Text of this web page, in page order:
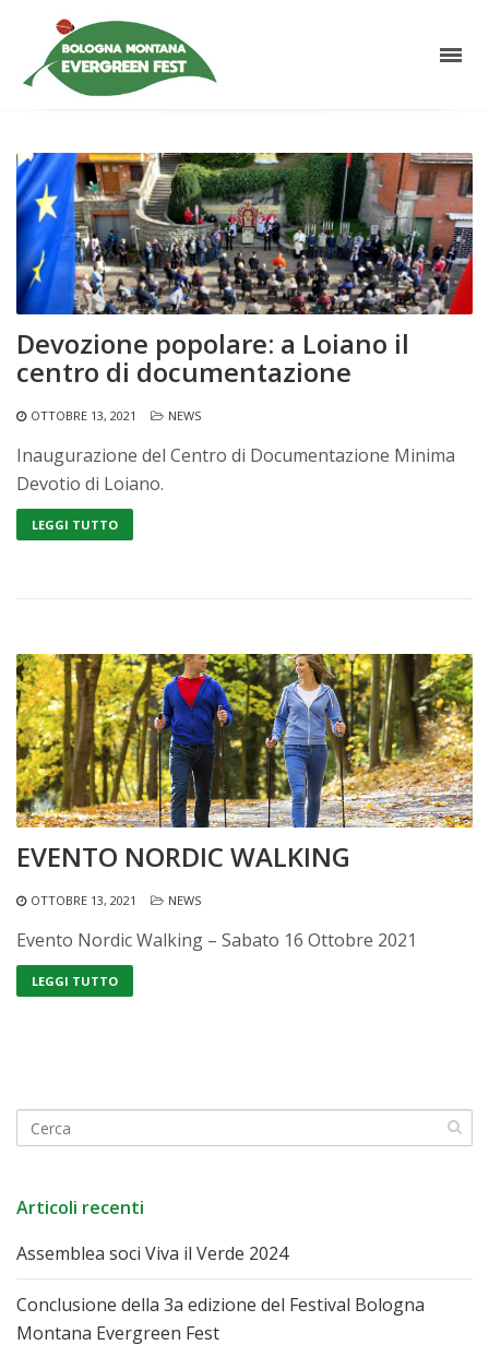
Devozione popolare: a Loiano il
centro di documentazione
OTTOBRE 13, 2021 NEWS
Inaugurazione del Centro di Documentazione Minima
Devotio di Loiano.
LEGGI TUTTO
EVENTO NORDIC WALKING
OTTOBRE 13, 2021 NEWS
Evento Nordic Walking – Sabato 16 Ottobre 2021
LEGGI TUTTO
Articoli recenti
Assemblea soci Viva il Verde 2024
Conclusione della 3a edizione del Festival Bologna
Montana Evergreen Fest